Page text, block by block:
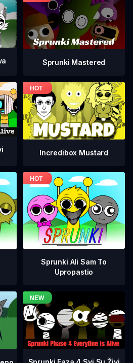
Sprunki Mastered
Incredibox Mustard
Sprunki Ali Sam To
Upropastio